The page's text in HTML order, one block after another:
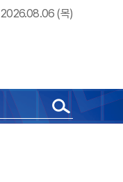
2026.08.06 (목)